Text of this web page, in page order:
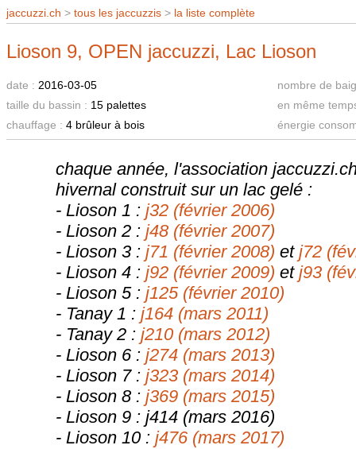
jaccuzzi.ch > tous les jaccuzzis > la liste complète
Lioson 9, OPEN jaccuzzi, Lac Lioson
date : 2016-03-05
nombre de
taille du bassin : 15 palettes
en même
chauffage : 4 brûleur à bois énergie
chaque année, l'association
hivernal construit sur un lac gelé :
- Lioson 1 : j32 (février 2006)
- Lioson 2 : j48 (février 2007)
- Lioson 3 : j71 (février 2008) et j72
- Lioson 4 : j92 (février 2009) et j93
- Lioson 5 : j125 (février 2010)
- Tanay 1 : j164 (mars 2011)
- Tanay 2 : j210 (mars 2012)
- Lioson 6 : j274 (mars 2013)
- Lioson 7 : j323 (mars 2014)
- Lioson 8 : j369 (mars 2015)
- Lioson 9 : j414 (mars 2016)
- Lioson 10 : j476 (mars 2017)